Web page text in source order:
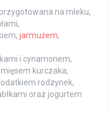
na mleku,
jarmużem,
i cynamonem,
kurczaka,
rodzynek,
oraz jogurtem